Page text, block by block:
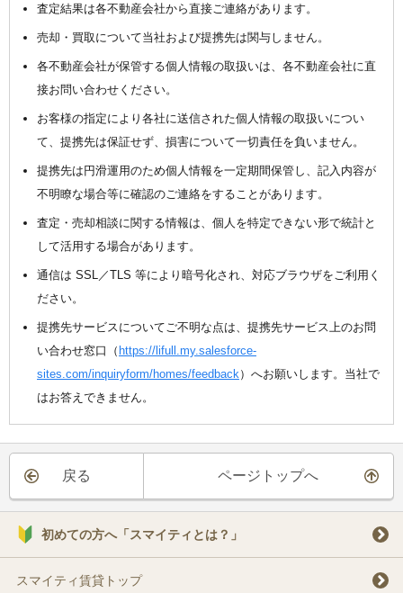
査定結果は各不動産会社から直接ご連絡があります。
売却・買取について当社および提携先は関与しません。
各不動産会社が保管する個人情報の取扱いは、各不動産会社に直
接お問い合わせください。
お客様の指定により各社に送信された個人情報の取扱いについ
て、提携先は保証せず、損害について一切責任を負いません。
提携先は円滑運用のため個人情報を一定期間保管し、記入内容が
不明瞭な場合等に確認のご連絡をすることがあります。
査定・売却相談に関する情報は、個人を特定できない形で統計と
して活用する場合があります。
通信は SSL／TLS 等により暗号化され、対応ブラウザをご利用く
ださい。
提携先サービスについてご不明な点は、提携先サービス上のお問
い合わせ窓口（ https://lifull.my.salesforce-
sites.com/inquiryform/homes/feedback ）へお願いします。当社で
はお答えできません。
戻る ページトップへ
初めての方へ「スマイティとは？」
スマイティ賃貸トップ